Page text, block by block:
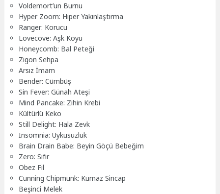
Voldemort’un Burnu
Hyper Zoom: Hiper Yakınlaştırma
Ranger: Korucu
Lovecove: Aşk Koyu
Honeycomb: Bal Peteği
Zigon Sehpa
Arsız İmam
Bender: Cümbüş
Sin Fever: Günah Ateşi
Mind Pancake: Zihin Krebi
Kültürlü Keko
Still Delight: Hala Zevk
Insomnia: Uykusuzluk
Brain Drain Babe: Beyin Göçü Bebeğim
Zero: Sıfır
Obez Fil
Cunning Chipmunk: Kurnaz Sincap
Beşinci Melek